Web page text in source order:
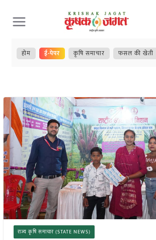
Skip
to
content
होम ई-पेपर कृषि समाचार फसल की खेती
राज्य कृषि समाचार (STATE NEWS)